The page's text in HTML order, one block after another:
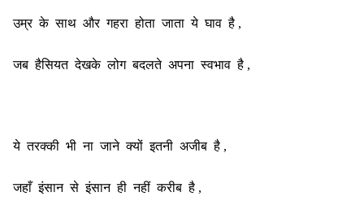
उम्र के साथ और गहरा होता जाता ये घाव है ,
जब हैसियत देखके लोग बदलते अपना स्वभाव है ,
ये तरक्की भी ना जाने क्यों इतनी अजीब है ,
जहाँ इंसान से इंसान ही नहीं करीब है ,